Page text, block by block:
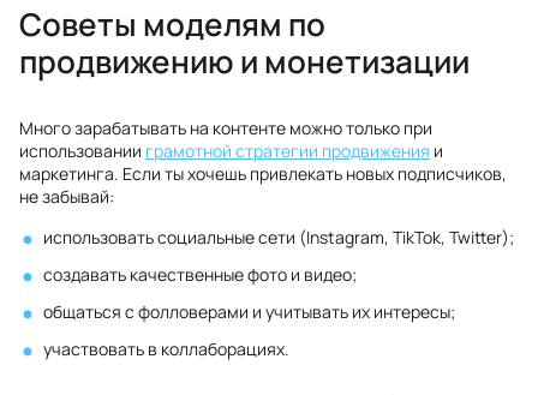
Советы моделям по
продвижению и монетизации
Много зарабатывать на контенте можно только при
использовании грамотной стратегии продвижения и
маркетинга. Если ты хочешь привлекать новых подписчиков,
не забывай:
использовать социальные сети (Instagram, TikTok, Twitter);
создавать качественные фото и видео;
общаться с фолловерами и учитывать их интересы;
участвовать в коллаборациях.